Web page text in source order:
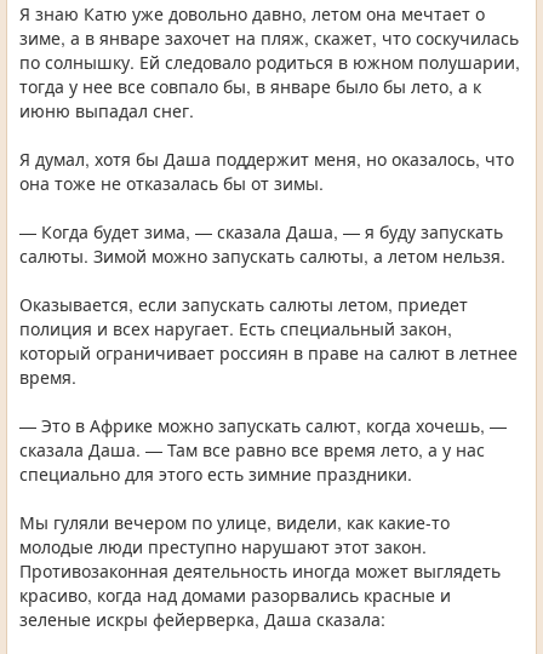
Я знаю Катю уже довольно давно, летом она мечтает о
зиме, а в январе захочет на пляж, скажет, что соскучилась
по солнышку. Ей следовало родиться в южном полушарии,
тогда у нее все совпало бы, в январе было бы лето, а к
июню выпадал снег.
Я думал, хотя бы Даша поддержит меня, но оказалось, что
она тоже не отказалась бы от зимы.
— Когда будет зима, — сказала Даша, — я буду запускать
салюты. Зимой можно запускать салюты, а летом нельзя.
Оказывается, если запускать салюты летом, приедет
полиция и всех наругает. Есть специальный закон,
который ограничивает россиян в праве на салют в летнее
время.
— Это в Африке можно запускать салют, когда хочешь, —
сказала Даша. — Там все равно все время лето, а у нас
специально для этого есть зимние праздники.
Мы гуляли вечером по улице, видели, как какие-то
молодые люди преступно нарушают этот закон.
Противозаконная деятельность иногда может выглядеть
красиво, когда над домами разорвались красные и
зеленые искры фейерверка, Даша сказала: